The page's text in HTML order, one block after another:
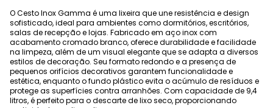
O Cesto Inox Gamma é uma lixeira que une resistência e design
sofisticado, ideal para ambientes como dormitórios, escritórios,
salas de recepção e lojas. Fabricado em aço inox com
acabamento cromado branco, oferece durabilidade e facilidade
na limpeza, além de um visual elegante que se adapta a diversos
estilos de decoração. Seu formato redondo e a presença de
pequenos orifícios decorativos garantem funcionalidade e
estética, enquanto o fundo plástico evita o acúmulo de resíduos e
protege as superfícies contra arranhões. Com capacidade de 9,4
litros, é perfeito para o descarte de lixo seco, proporcionando